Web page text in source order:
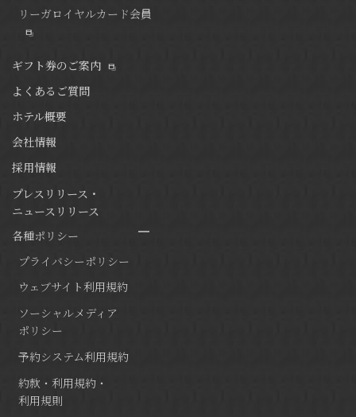
リーガロイヤルカード会員
ギフト券のご案内
よくあるご質問
ホテル概要
会社情報
採用情報
プレスリリース・
ニュースリリース
各種ポリシー
プライバシーポリシー
ウェブサイト利用規約
ソーシャルメディア
ポリシー
予約システム利用規約
約款・利用規約・
利用規則